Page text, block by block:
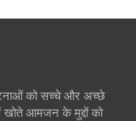
को सच्चे और अच्छे
खोते आमजन के मुद्दों को